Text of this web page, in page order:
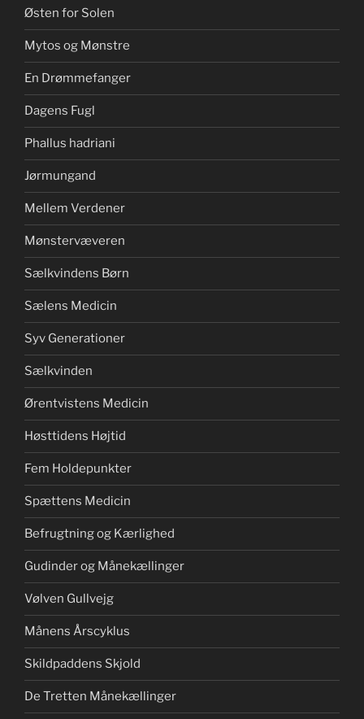
Østen for Solen
Mytos og Mønstre
En Drømmefanger
Dagens Fugl
Phallus hadriani
Jørmungand
Mellem Verdener
Mønstervæveren
Sælkvindens Børn
Sælens Medicin
Syv Generationer
Sælkvinden
Ørentvistens Medicin
Høsttidens Højtid
Fem Holdepunkter
Spættens Medicin
Befrugtning og Kærlighed
Gudinder og Månekællinger
Vølven Gullvejg
Månens Årscyklus
Skildpaddens Skjold
De Tretten Månekællinger